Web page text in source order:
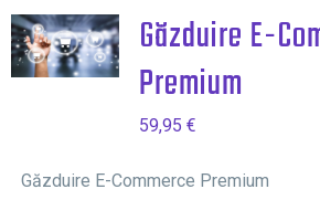
Găzduire E-
Premium
59,95 €
Găzduire E-Commerce Premium